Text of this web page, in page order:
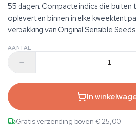
55 dagen. Compacte indica die buiten
oplevert en binnen in elke kweektent
verpakking van Original Sensible Seeds.
AANTAL
In
Gratis verzending boven € 25,00